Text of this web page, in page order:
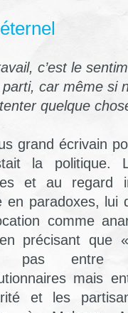
c’est le
parti, car même si
quelque
grand écrivain
la politique.
et au regard
en paradoxes, lui
comme
précisant que
pas entre
mais
et les